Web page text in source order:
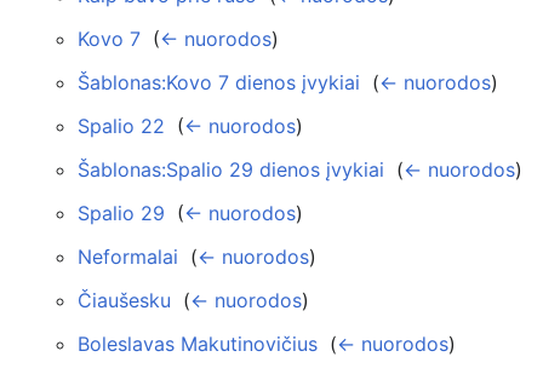
Kovo 7 (← nuorodos)
Šablonas:Kovo 7 dienos įvykiai (← nuorodos)
Spalio 22 (← nuorodos)
Šablonas:Spalio 29 dienos įvykiai (← nuorodos)
Spalio 29 (← nuorodos)
Neformalai (← nuorodos)
Čiaušesku (← nuorodos)
Boleslavas Makutinovičius (← nuorodos)